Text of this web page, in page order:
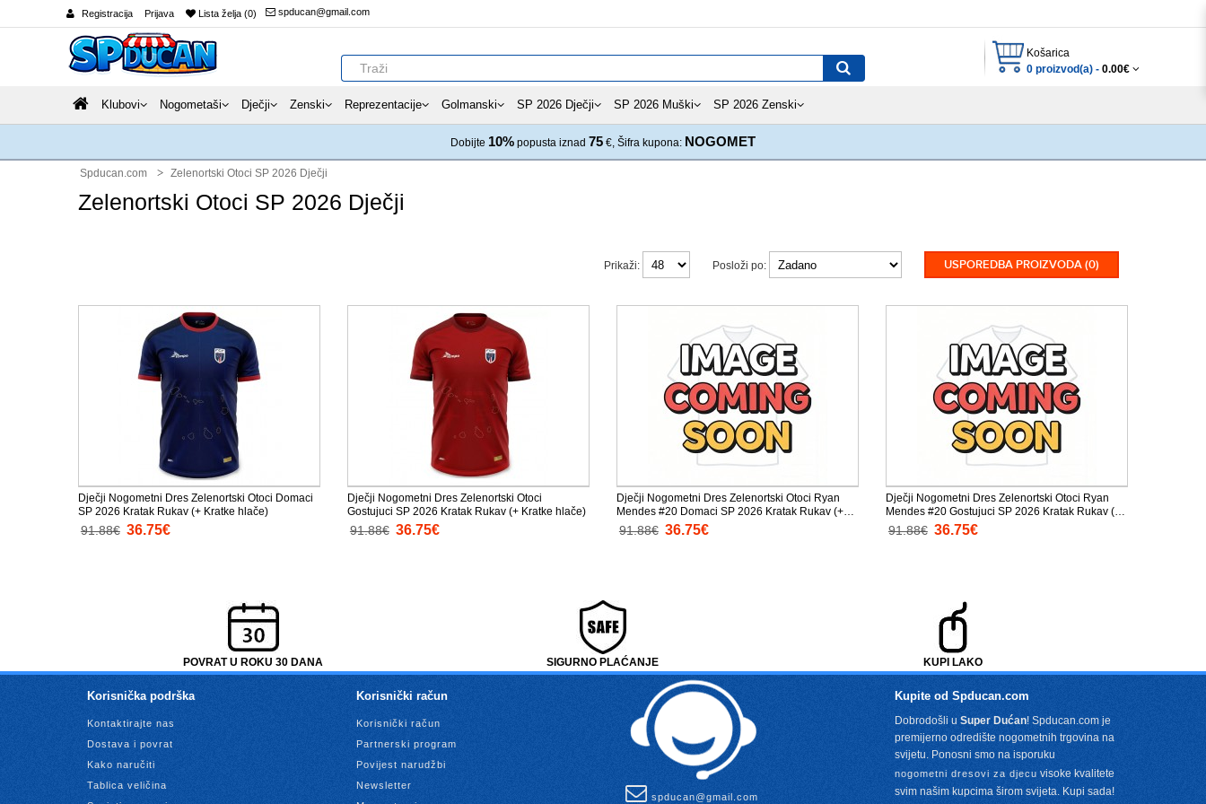
Registracija Prijava Lista želja (0) spducan@gmail.com
Košarica
0 proizvod(a) - 0.00€
Klubovi Nogometaši Dječji Zenski Reprezentacije Golmanski SP 2026 Dječji SP 2026 Muški SP 2026 Zenski
Dobijte 10% popusta iznad 75 €, Šifra kupona: NOGOMET
Spducan.com Zelenortski Otoci SP 2026 Dječji
Zelenortski Otoci SP 2026 Dječji
USPOREDBA PROIZVODA (0)
Posloži po:
Prikaži:
Dječji Nogometni Dres Zelenortski Otoci Domaci
SP 2026 Kratak Rukav (+ Kratke hlače)
91.88€ 36.75€
Dječji Nogometni Dres Zelenortski Otoci
Gostujuci SP 2026 Kratak Rukav (+ Kratke hlače)
91.88€ 36.75€
Dječji Nogometni Dres Zelenortski Otoci Ryan
Mendes #20 Domaci SP 2026 Kratak Rukav (+
Kratke hlače)
91.88€ 36.75€
Dječji Nogometni Dres Zelenortski Otoci Ryan
Mendes #20 Gostujuci SP 2026 Kratak Rukav (+
Kratke hlače)
91.88€ 36.75€
POVRAT U ROKU 30 DANA SIGURNO PLAĆANJE KUPI LAKO
Korisnička podrška
Kontaktirajte nas
Dostava i povrat
Kako naručiti
Tablica veličina
Korisnički račun
Korisnički račun
Partnerski program
Povijest narudžbi
Newsletter
spducan@gmail.com
Kupite od Spducan.com
Dobrodošli u Super Dućan! Spducan.com je
premijerno odredište nogometnih trgovina na
svijetu. Ponosni smo na isporuku
nogometni dresovi za djecu visoke kvalitete
svim našim kupcima širom svijeta. Kupi sada!